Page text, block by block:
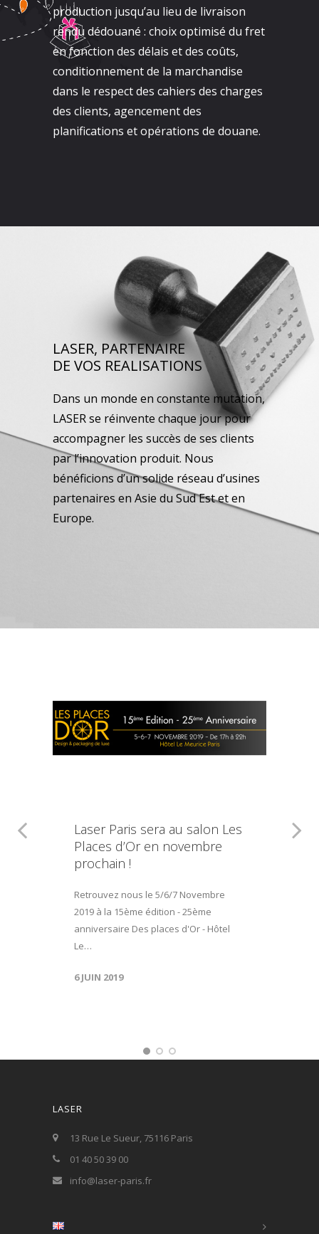
production jusqu’au lieu de livraison
rendu dédouané : choix optimisé du fret
en fonction des délais et des coûts,
conditionnement de la marchandise
dans le respect des cahiers des charges
des clients, agencement des
planifications et opérations de douane.
LASER, PARTENAIRE
DE VOS REALISATIONS
Dans un monde en constante mutation,
LASER se réinvente chaque jour pour
accompagner les succès de ses clients
par l’innovation produit. Nous
bénéficions d’un solide réseau d’usines
partenaires en Asie du Sud Est et en
Europe.
Laser Paris sera au salon Les
Places d’Or en novembre
prochain !
Retrouvez nous le 5/6/7 Novembre
2019 à la 15ème édition - 25ème
anniversaire Des places d'Or - Hôtel
Le…
6 JUIN 2019
LASER
13 Rue Le Sueur, 75116 Paris
01 40 50 39 00
info@laser-paris.fr